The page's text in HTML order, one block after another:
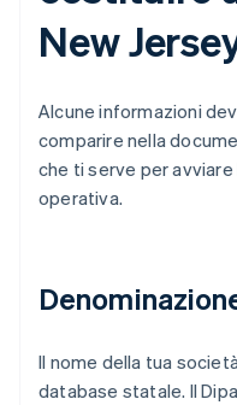
New
Alcune informazioni
comparire nella
che ti serve per
operativa.
Il nome della tua
database statale. Il